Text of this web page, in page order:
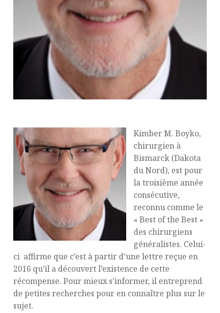
Kimber M. Boyko,
chirurgien à
Bismarck (Dakota
du Nord), est pour
la troisième année
consécutive,
reconnu comme le
« Best of the Best »
des chirurgiens
généralistes. Celui-
ci affirme que c’est à partir d’une lettre reçue en
2016 qu’il a découvert l’existence de cette
récompense. Pour mieux s’informer, il entreprend
de petites recherches pour en connaître plus sur le
sujet.